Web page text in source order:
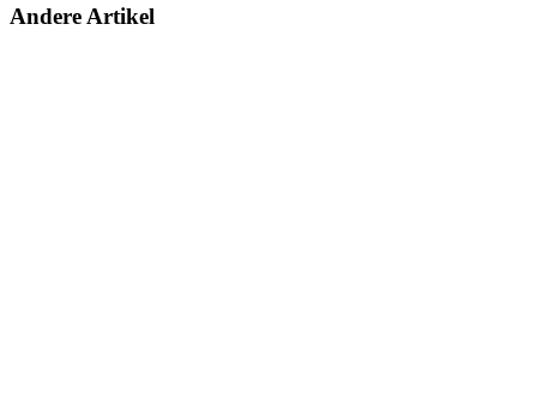
Andere Artikel